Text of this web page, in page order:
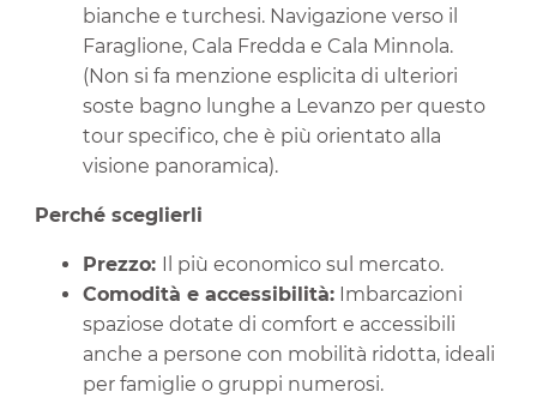
bianche e turchesi. Navigazione verso il
Faraglione, Cala Fredda e Cala Minnola.
(Non si fa menzione esplicita di ulteriori
soste bagno lunghe a Levanzo per questo
tour specifico, che è più orientato alla
visione panoramica).
Perché sceglierli
Prezzo:
Il più economico sul mercato.
Comodità e accessibilità: Imbarcazioni
spaziose dotate di comfort e accessibili
anche a persone con mobilità ridotta, ideali
per famiglie o gruppi numerosi.